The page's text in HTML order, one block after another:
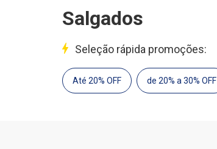
Salgados
Seleção rápida promoções:
Até 20% OFF de 20% a 30% OFF